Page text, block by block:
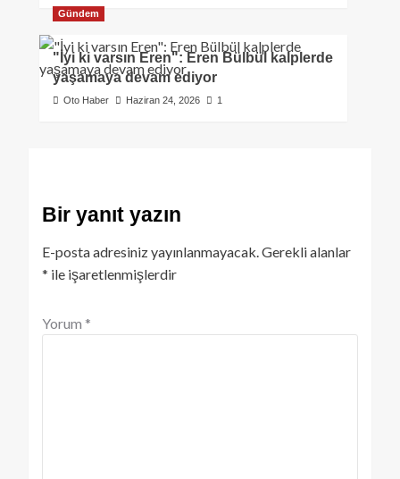
Gündem
"İyi ki varsın Eren": Eren Bülbül kalplerde
yaşamaya devam ediyor
Oto Haber Haziran 24, 2026 1
Bir yanıt yazın
E-posta adresiniz yayınlanmayacak.Gerekli alanlar
* ile işaretlenmişlerdir
Yorum *